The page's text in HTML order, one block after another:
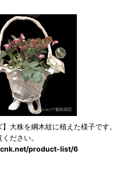
大株を綱木紋に植えた様子です。
ださい。
product-list/6